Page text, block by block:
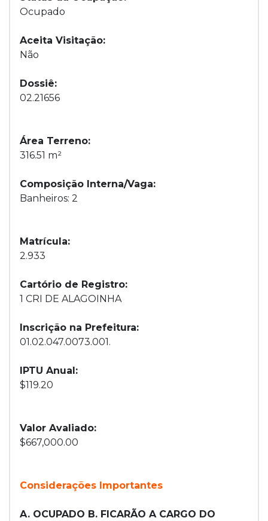
Ocupado
Aceita Visitação:
Não
Dossiê:
02.21656
Área Terreno:
316.51 m²
Composição Interna/Vaga:
Banheiros: 2
Matrícula:
2.933
Cartório de Registro:
1 CRI DE ALAGOINHA
Inscrição na Prefeitura:
01.02.047.0073.001.
IPTU Anual:
$119.20
Valor Avaliado:
$667,000.00
Considerações Importantes
A. OCUPADO B. FICARÃO A CARGO DO